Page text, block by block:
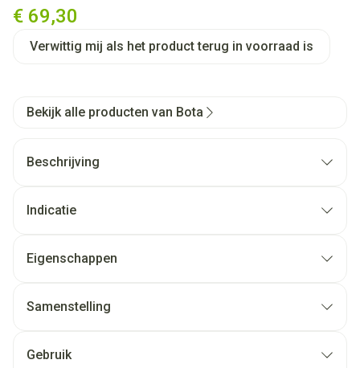
€ 69,30
Verwittig mij als het product terug in voorraad is
Bekijk alle producten van Bota
Beschrijving
Indicatie
Eigenschappen
Samenstelling
Gebruik